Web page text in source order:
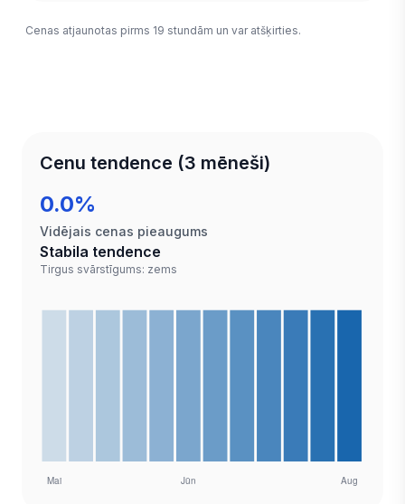
Cenas atjaunotas pirms 19 stundām un var atšķirties.
Cenu tendence (3 mēneši)
0.0%
Vidējais cenas pieaugums
Stabila tendence
Tirgus svārstīgums: zems